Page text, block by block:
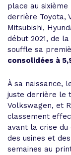
place au sixième
derrière Toyota,
Mitsubishi,
début 2021, de
souffle sa
consolidées à
À sa naissance,
juste derrière le
Volkswagen, et
classement
avant la crise du
des usines et
semaines au